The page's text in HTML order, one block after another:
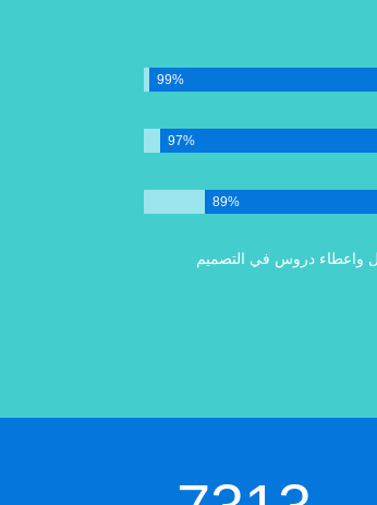
99%
97%
89%
واعطاء دروس في التصميم